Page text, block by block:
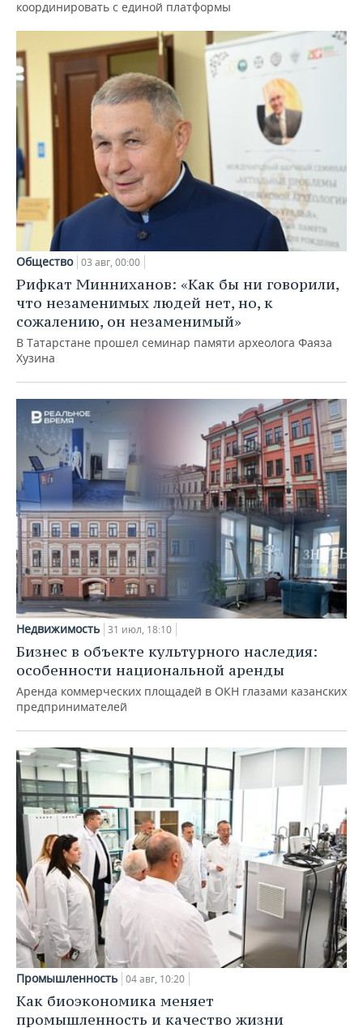
координировать с единой платформы
Общество 03 авг, 00:00
Рифкат Минниханов: «Как бы ни говорили,
что незаменимых людей нет, но, к
сожалению, он незаменимый»
В Татарстане прошел семинар памяти археолога Фаяза
Хузина
Недвижимость 31 июл, 18:10
Бизнес в объекте культурного наследия:
особенности национальной аренды
Аренда коммерческих площадей в ОКН глазами казанских
предпринимателей
Промышленность 04 авг, 10:20
Как биоэкономика меняет
промышленность и качество жизни